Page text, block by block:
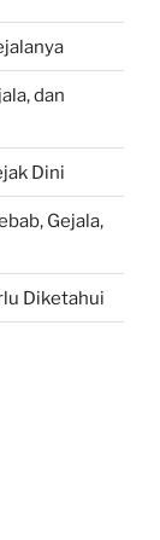
dan
Dini
Gejala,
Diketahui